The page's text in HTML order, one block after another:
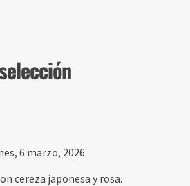
6 marzo, 2026
cereza japonesa y rosa.